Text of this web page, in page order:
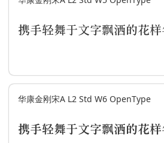
携手轻舞于文字飘洒的花样
华康金刚宋A L2 Std W6 OpenType
携手轻舞于文字飘洒的花样